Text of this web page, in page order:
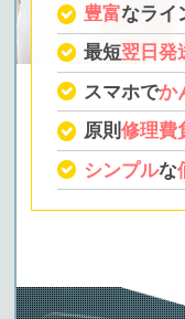
豊富なライ
最短翌日発
スマホでか
原則 修理費
シンプルな